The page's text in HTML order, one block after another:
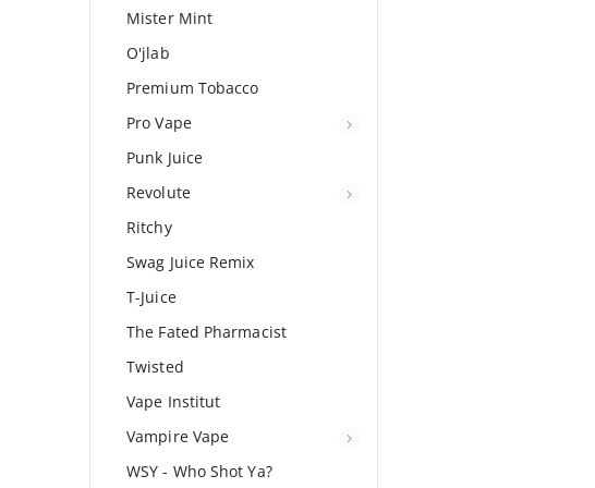
Mister Mint
O'jlab
Premium Tobacco
Pro Vape
Punk Juice
Revolute
Ritchy
Swag Juice Remix
T-Juice
The Fated Pharmacist
Twisted
Vape Institut
Vampire Vape
WSY - Who Shot Ya?